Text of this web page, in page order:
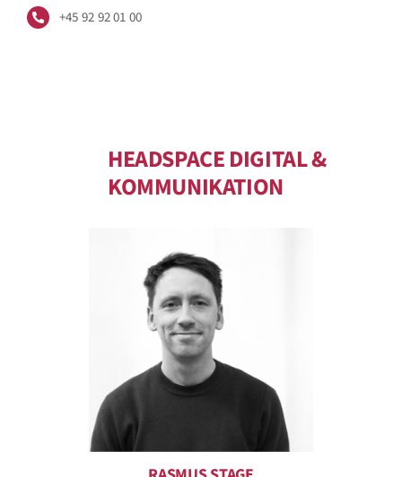
+45 92 92 01 00
HEADSPACE DIGITAL &
KOMMUNIKATION